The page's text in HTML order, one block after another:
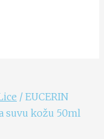
/ EUCERIN
suvu kožu 50ml